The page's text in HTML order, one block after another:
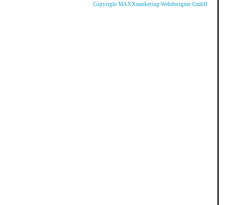
Copyright MAXXmarketing Webdesigner GmbH